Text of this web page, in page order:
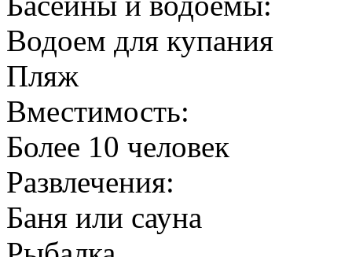
Водоем для купания
Пляж
Вместимость:
Более 10 человек
Развлечения:
Баня или сауна